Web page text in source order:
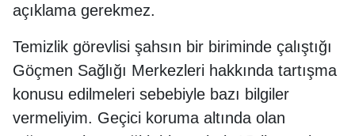
açıklama gerekmez.
Temizlik görevlisi şahsın bir biriminde çalıştığı
Göçmen Sağlığı Merkezleri hakkında tartışma
konusu edilmeleri sebebiyle bazı bilgiler
vermeliyim. Geçici koruma altında olan